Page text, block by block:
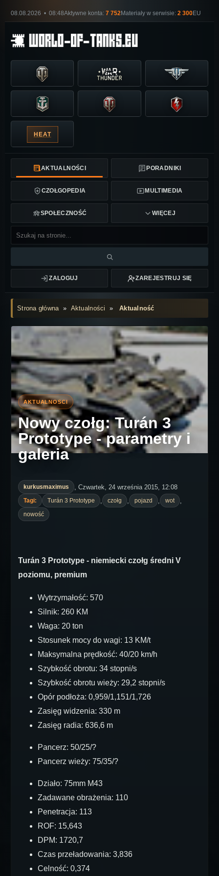
08.08.2026 • 08:48Aktywne konta: 7 752Materiały w serwisie: 2 300EU
HEAT
AKTUALNOŚCI PORADNIKI
CZOŁGOPEDIA MULTIMEDIA
SPOŁECZNOŚĆ WIĘCEJ
ZALOGUJ ZAREJESTRUJ SIĘ
Strona główna» Aktualności »Aktualność
Nowy czołg: Turán 3
Prototype - parametry i
galeria
kurkusmaximus , Czwartek, 24 września 2015, 12:08
Tagi: Turán 3 Prototype czołg pojazd wot
nowość
Turán 3 Prototype - niemiecki czołg średni V
poziomu, premium
Wytrzymałość: 570
Silnik: 260 KM
Waga: 20 ton
Stosunek mocy do wagi: 13 KM/t
Maksymalna prędkość: 40/20 km/h
Szybkość obrotu: 34 stopni/s
Szybkość obrotu wieży: 29,2 stopni/s
Opór podłoża: 0,959/1,151/1,726
Zasięg widzenia: 330 m
Zasięg radia: 636,6 m
Pancerz: 50/25/?
Pancerz wieży: 75/35/?
Działo: 75mm M43
Zadawane obrażenia: 110
Penetracja: 113
ROF: 15,643
DPM: 1720,7
Czas przeładowania: 3,836
Celność: 0,374